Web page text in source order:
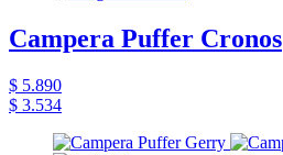
Campera Puffer Cronos
$ 5.890
$ 3.534